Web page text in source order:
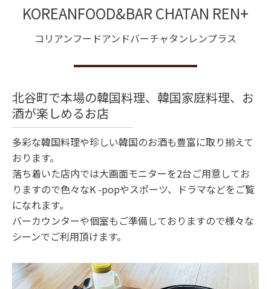
KOREANFOOD&BAR CHATAN REN+
コリアンフードアンドバーチャタンレンプラス
北谷町で本場の韓国料理、韓国家庭料理、お
酒が楽しめるお店
多彩な韓国料理や珍しい韓国のお酒も豊富に取り揃えて
おります。
落ち着いた店内では大画面モニターを2台ご用意してお
りますので色々なK -popやスポーツ、ドラマなどをご覧
になれます。
バーカウンターや個室もご準備しておりますので様々な
シーンでご利用頂けます。